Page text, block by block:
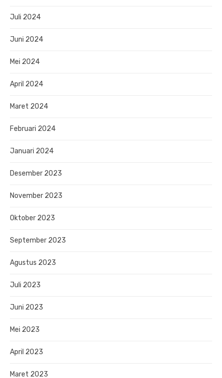
Juli 2024
Juni 2024
Mei 2024
April 2024
Maret 2024
Februari 2024
Januari 2024
Desember 2023
November 2023
Oktober 2023
September 2023
Agustus 2023
Juli 2023
Juni 2023
Mei 2023
April 2023
Maret 2023